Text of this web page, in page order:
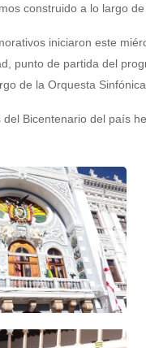
construido a lo largo de
iniciaron este
punto de partida del
de la Orquesta
del Bicentenario del país